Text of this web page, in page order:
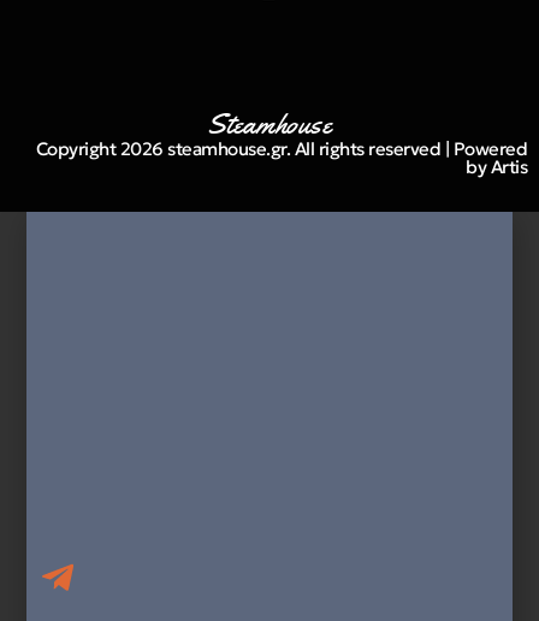
Steamhouse
Copyright 2026 steamhouse.gr. All rights reserved | Powered
by Artis